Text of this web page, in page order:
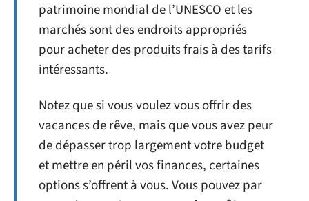
patrimoine mondial de l’UNESCO et les
marchés sont des endroits appropriés
pour acheter des produits frais à des tarifs
intéressants.
Notez que si vous voulez vous offrir des
vacances de rêve, mais que vous avez peur
de dépasser trop largement votre budget
et mettre en péril vos finances, certaines
options s’offrent à vous. Vous pouvez par